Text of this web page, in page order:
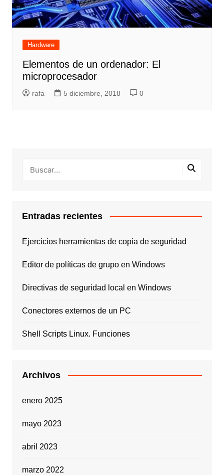
Hardware
Elementos de un ordenador: El
microprocesador
rafa 5 diciembre, 2018 0
Entradas recientes
Ejercicios herramientas de copia de seguridad
Editor de políticas de grupo en Windows
Directivas de seguridad local en Windows
Conectores externos de un PC
Shell Scripts Linux. Funciones
Archivos
enero 2025
mayo 2023
abril 2023
marzo 2022